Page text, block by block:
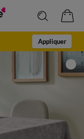
Appliquer